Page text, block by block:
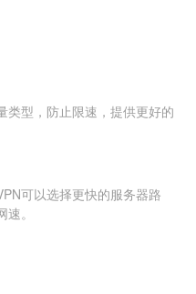
类型，防止限速，提供更好的
可以选择更快的服务器路
。